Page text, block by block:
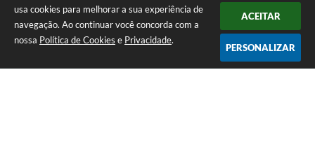
usa cookies para melhorar a sua experiência de
navegação. Ao continuar você concorda com a
nossa Política de Cookies e Privacidade.
ACEITAR
PERSONALIZAR